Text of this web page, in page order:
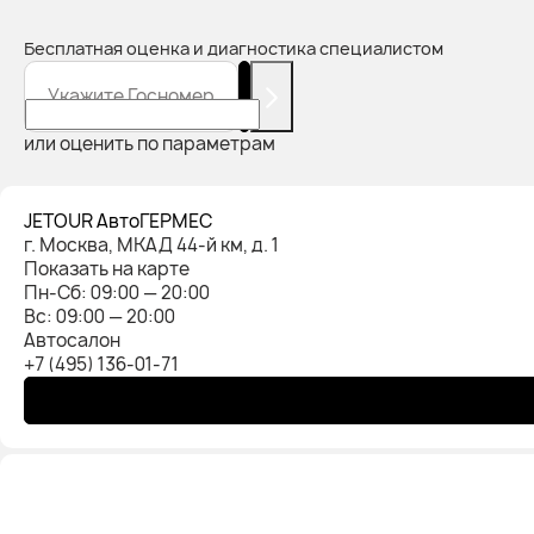
Бесплатная оценка и диагностика специалистом
Укажите Госномер
или оценить по параметрам
JETOUR АвтоГЕРМЕС
г. Москва, МКАД 44-й км, д. 1
Показать на карте
Пн-Cб: 09:00 — 20:00
Вс: 09:00 — 20:00
Автосалон
+7 (495) 136-01-71